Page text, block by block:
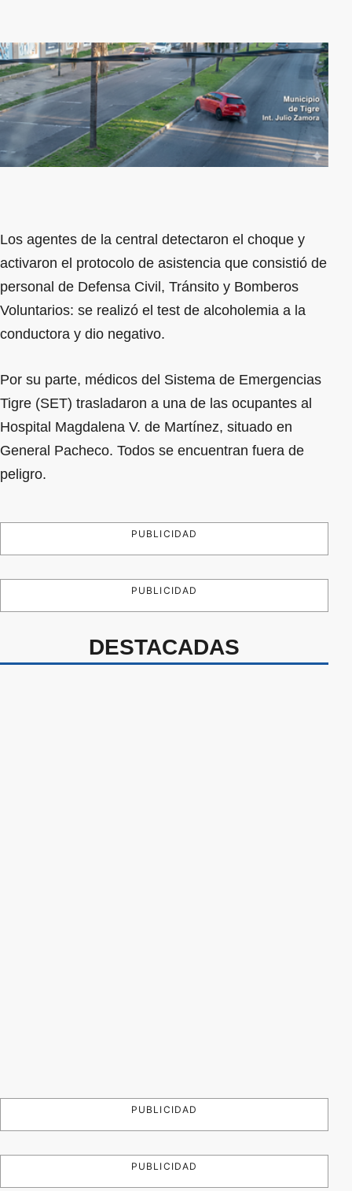
Los agentes de la central detectaron el choque y
activaron el protocolo de asistencia que consistió de
personal de Defensa Civil, Tránsito y Bomberos
Voluntarios: se realizó el test de alcoholemia a la
conductora y dio negativo.
Por su parte, médicos del Sistema de Emergencias
Tigre (SET) trasladaron a una de las ocupantes al
Hospital Magdalena V. de Martínez, situado en
General Pacheco. Todos se encuentran fuera de
peligro.
PUBLICIDAD
PUBLICIDAD
DESTACADAS
PUBLICIDAD
PUBLICIDAD